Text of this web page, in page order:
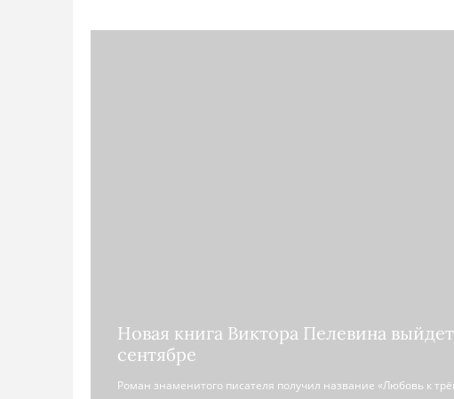
Новая книга Виктора Пелевина
сентябре
Роман знаменитого писателя получил название «Любовь к